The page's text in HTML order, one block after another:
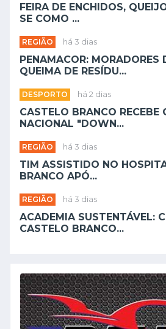
FEIRA DE ENCHIDOS,
SE COMO ...
REGIÃO há 3 dias
PENAMACOR: MORADORES
QUEIMA DE RESÍDU...
DESPORTO há 2 dias
CASTELO BRANCO RECEBE
NACIONAL "DOWN...
REGIÃO há 3 dias
TIM ASSISTIDO NO
BRANCO APÓ...
REGIÃO há 3 dias
ACADEMIA SUSTENTÁVEL:
CASTELO BRANCO...